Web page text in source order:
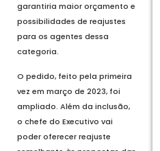
garantiria maior orçamento e
possibilidades de reajustes
para os agentes dessa
categoria.
O pedido, feito pela primeira
vez em março de 2023, foi
ampliado. Além da inclusão,
o chefe do Executivo vai
poder oferecer reajuste